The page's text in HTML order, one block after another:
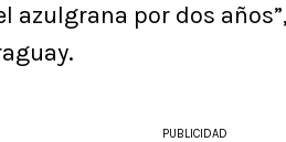
azulgrana por dos
PUBLICIDAD